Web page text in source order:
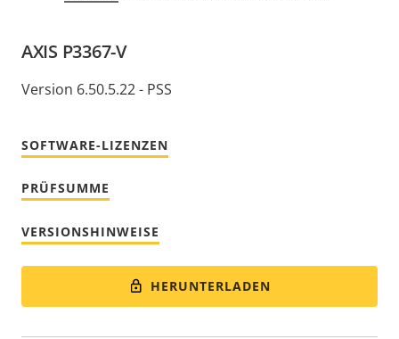
AXIS P3367-V
Version 6.50.5.22 - PSS
SOFTWARE-LIZENZEN
PRÜFSUMME
VERSIONSHINWEISE
HERUNTERLADEN